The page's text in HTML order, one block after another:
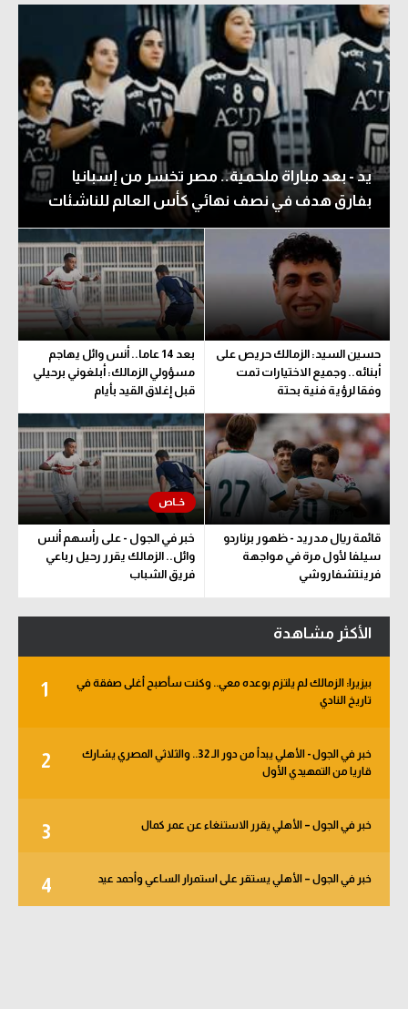
يد - بعد مباراة ملحمية.. مصر تخسر من إسبانيا
بفارق هدف في نصف نهائي كأس العالم للناشئات
حسين السيد: الزمالك حريص على
أبنائه.. وجميع الاختيارات تمت
وفقا لرؤية فنية بحتة
بعد 14 عاما.. أنس وائل يهاجم
مسؤولي الزمالك: أبلغوني برحيلي
قبل إغلاق القيد بأيام
قائمة ريال مدريد - ظهور برناردو
سيلفا لأول مرة في مواجهة
فرينتشفاروشي
خبر في الجول - على رأسهم أنس
وائل.. الزمالك يقرر رحيل رباعي
فريق الشباب
الأكثر مشاهدة
1
بيزيرا: الزمالك لم يلتزم بوعده معي.. وكنت سأصبح أغلى صفقة في
تاريخ النادي
2
خبر في الجول - الأهلي يبدأ من دور الـ 32.. والثلاثي المصري يشارك
قاريا من التمهيدي الأول
3 خبر في الجول – الأهلي يقرر الاستنغاء عن عمر كمال
4 خبر في الجول – الأهلي يستقر على استمرار الساعي وأحمد عيد